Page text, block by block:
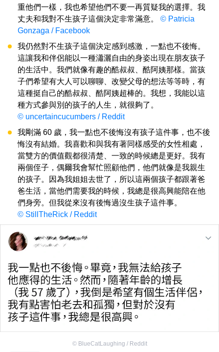
重他們一樣，我也希望他們不要一再質疑我的選擇。我
丈夫和我對不生孩子這個決定非常滿意。 © Patricia
Gonzaga / Facebook
我仍然對不生孩子這個決定感到感激，一點也不後悔。
這讓我和伴侶能以一種瀟灑自由的身姿出現在朋友孩子
的生活中。我們就像有趣的酷叔叔、酷阿姨那樣。當孩
子們希望有大人可以聊聊、改變父母的想法等等時，有
這種挺自己的酷叔叔、酷阿姨超棒的。我想，我能以這
種方式參與別的孩子的人生，就很夠了。
© uncertaincucumbers / Reddit
我剛滿 60 歲，我一點也不後悔沒有孩子這件事，也不後
悔沒有結婚。我喜歡和與我有著同樣感受的女性相處，
當雙方的價值觀都很清楚、一致的時候總是更好。我有
兩個侄子，偶爾我會幫忙照顧他們，他們就像是我親生
的孩子。因為我姐姐去世了，所以這兩個孩子都跟著爸
爸生活，當他們需要我的時候，我總是很高興能陪在他
們身旁。但我從來沒有後悔過沒生孩子這件事。
© StillTheRick / Reddit
© BlueCatLaughing / Reddit